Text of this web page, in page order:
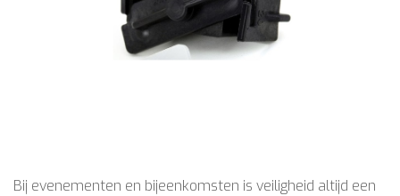
Bij evenementen en bijeenkomsten is veiligheid altijd een